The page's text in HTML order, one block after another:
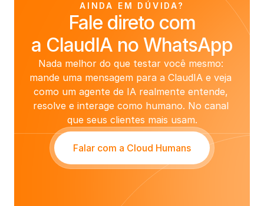
AINDA EM DÚVIDA?
Fale direto com
a ClaudIA no WhatsApp
Nada melhor do que testar você mesmo:
mande uma mensagem para a ClaudIA e veja
como um agente de IA realmente entende,
resolve e interage como humano. No canal
que seus clientes mais usam.
Falar com a Cloud Humans